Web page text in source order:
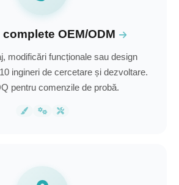
OEM/ODM
modificări funcționale sau design
ingineri de cercetare și dezvoltare.
pentru comenzile de probă.